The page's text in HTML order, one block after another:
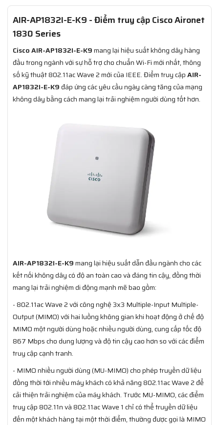
AIR-AP1832I-E-K9 - Điểm truy cập Cisco Aironet
1830 Series
Cisco AIR-AP1832I-E-K9mang lại hiệu suất không dây hàng
đầu trong ngành với sự hỗ trợ cho chuẩn Wi-Fi mới nhất, thông
số kỹ thuật 802.11ac Wave 2 mới của IEEE. Điểm truy cậpAIR-
AP1832I-E-K9 đáp ứng các yêu cầu ngày càng tăng của mạng
không dây bằng cách mang lại trải nghiệm người dùng tốt hơn.
AIR-AP1832I-E-K9mang lại hiệu suất dẫn đầu ngành cho các
kết nối không dây có độ an toàn cao và đáng tin cậy, đồng thời
mang lại trải nghiệm di động mạnh mẽ bao gồm:
- 802.11ac Wave 2 với công nghệ 3x3 Multiple-Input Multiple-
Output (MIMO) với hai luồng không gian khi hoạt động ở chế độ
MIMO một người dùng hoặc nhiều người dùng, cung cấp tốc độ
867 Mbps cho dung lượng và độ tin cậy cao hơn so với các điểm
truy cập cạnh tranh.
- MIMO nhiều người dùng (MU-MIMO) cho phép truyền dữ liệu
đồng thời tới nhiều máy khách có khả năng 802.11ac Wave 2 để
cải thiện trải nghiệm của máy khách. Trước MU-MIMO, các điểm
truy cập 802.11n và 802.11ac Wave 1 chỉ có thể truyền dữ liệu
đến một khách hàng tại một thời điểm, thường được gọi là MIMO